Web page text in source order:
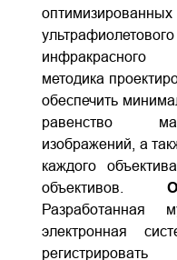
инфракрасного
методика
обеспечить
равенство
изображений, а
каждого
объективов.
Разработанная
электронная